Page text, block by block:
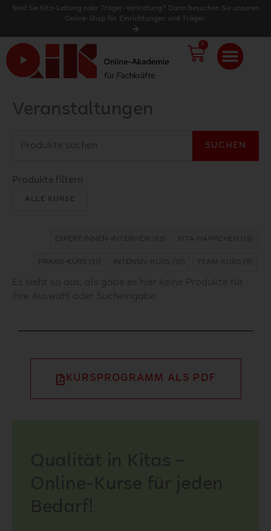
Sind Sie Kita-Leitung oder Träger-Vertretung? Dann besuchen Sie unseren
Online-Shop für Einrichtungen und Träger.
0
Veranstaltungen
nach:
SUCHEN
Produkte filtern
ALLE KURSE
EXPERT:INNEN-INTERVIEW (63) KITA-HÄPPCHEN (19)
PRAXIS-KURS (31) INTENSIV-KURS (10) TEAM-KURS (9)
Es sieht so aus, als gäbe es hier keine Produkte für
Ihre Auswahl oder Sucheingabe.
KURSPROGRAMM ALS PDF